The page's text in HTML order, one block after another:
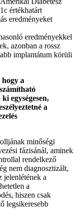
értékhatárt
eredményeket
eredményekkel
azonban a rossz
implantátum körüli
a
egységesen,
a
minőségi
fázisánál, aminek
rendelkező
nem diagnosztizált,
jelenlétének a
a
hiszen csak
legsikeresebb